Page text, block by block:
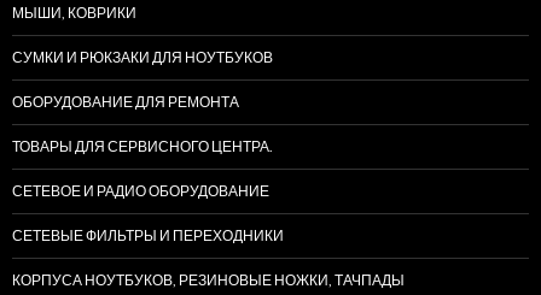
МЫШИ, КОВРИКИ
СУМКИ И РЮКЗАКИ ДЛЯ НОУТБУКОВ
ОБОРУДОВАНИЕ ДЛЯ РЕМОНТА
ТОВАРЫ ДЛЯ СЕРВИСНОГО ЦЕНТРА.
СЕТЕВОЕ И РАДИО ОБОРУДОВАНИЕ
СЕТЕВЫЕ ФИЛЬТРЫ И ПЕРЕХОДНИКИ
КОРПУСА НОУТБУКОВ, РЕЗИНОВЫЕ НОЖКИ, ТАЧПАДЫ